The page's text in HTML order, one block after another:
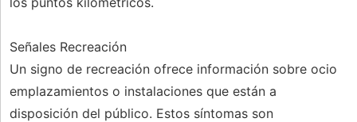
Señales Recreación
Un signo de recreación ofrece información sobre ocio
emplazamientos o instalaciones que están a
disposición del público. Estos síntomas son